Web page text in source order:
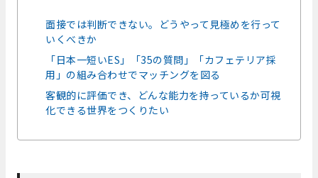
面接では判断できない。どうやって見極めを行って
いくべきか
「日本一短いES」「35の質問」「カフェテリア採
用」の組み合わせでマッチングを図る
客観的に評価でき、どんな能力を持っているか可視
化できる世界をつくりたい